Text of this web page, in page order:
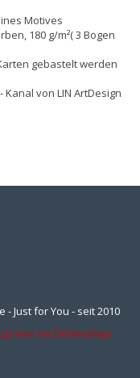
Motives
180 g/m²( 3 Bogen
gebastelt werden
von LIN ArtDesign
- Just for You - seit 2010
hier im Onlineshop